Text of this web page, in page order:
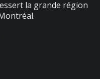
la grande région